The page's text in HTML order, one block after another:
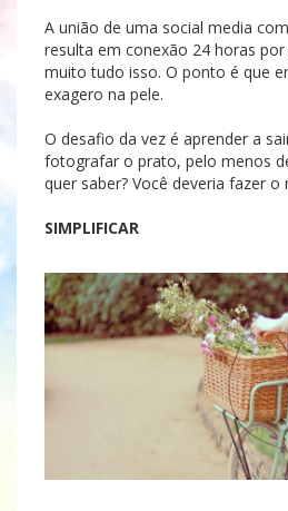
A união de uma social media
resulta em conexão 24 horas
muito tudo isso. O ponto é que
exagero na pele.
O desafio da vez é aprender a
fotografar o prato, pelo menos
quer saber? Você deveria fazer o
SIMPLIFICAR